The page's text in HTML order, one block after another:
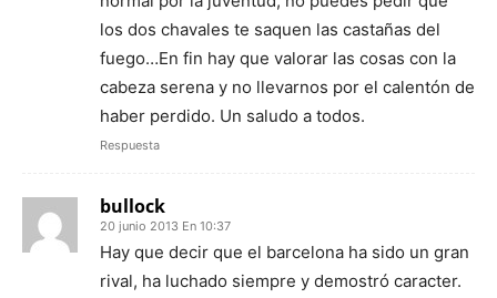
los dos chavales te saquen las castañas del
fuego…En fin hay que valorar las cosas con la
cabeza serena y no llevarnos por el calentón de
haber perdido. Un saludo a todos.
Respuesta
bullock
20 junio 2013 En 10:37
Hay que decir que el barcelona ha sido un gran
rival, ha luchado siempre y demostró caracter.